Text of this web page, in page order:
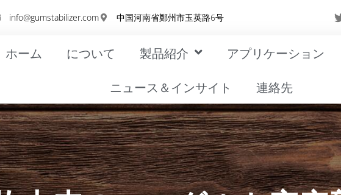
info@gumstabilizer.com 中国河南省鄭州市玉英路6号
ホーム について 製品紹介 アプリケーション
ニュース＆インサイト
連絡先